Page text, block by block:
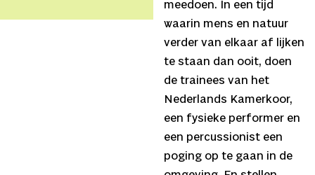
meedoen. In een tijd
waarin mens en natuur
verder van elkaar af lijken
te staan dan ooit, doen
de trainees van het
Nederlands Kamerkoor,
een fysieke performer en
een percussionist een
poging op te gaan in de